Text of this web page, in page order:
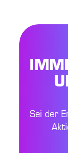
Sei der